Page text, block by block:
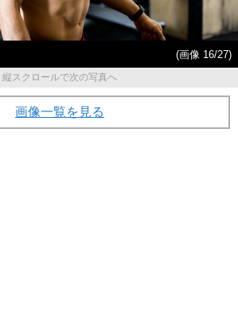
(画像 16/27)
縦スクロールで次の写真へ
画像一覧を見る